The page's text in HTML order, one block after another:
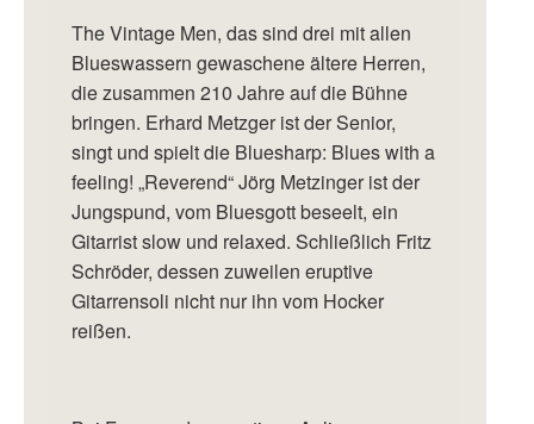
The Vintage Men, das sind drei mit allen
Blueswassern gewaschene ältere Herren,
die zusammen 210 Jahre auf die Bühne
bringen. Erhard Metzger ist der Senior,
singt und spielt die Bluesharp: Blues with a
feeling! „Reverend“ Jörg Metzinger ist der
Jungspund, vom Bluesgott beseelt, ein
Gitarrist slow und relaxed. Schließlich Fritz
Schröder, dessen zuweilen eruptive
Gitarrensoli nicht nur ihn vom Hocker
reißen.